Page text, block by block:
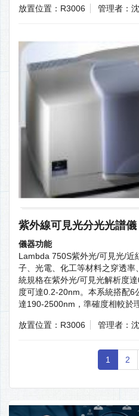
放置位置：R3006 管理者：
紫外線可見光分光光譜儀
儀器功能
Lambda 750S紫外光/可見光/近
子、光電、化工等材料之穿透
統規格在紫外光/可見光解析度
度可達0.2-20nm。本系統搭配6
達190-2500nm，準確度相較於
放置位置：R3006 管理者：
1 2